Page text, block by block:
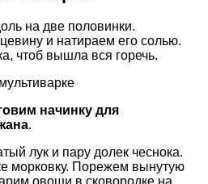
на две половинки.
и натираем его солью.
чтоб вышла вся горечь.
начинку для
.
лук и пару долек чеснока.
морковку. Порежем вынутую
овощи в сковородке на